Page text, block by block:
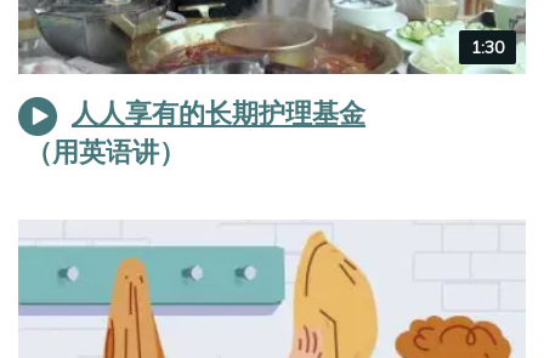
Video
duration
1:30
人人享有的长期护理基金